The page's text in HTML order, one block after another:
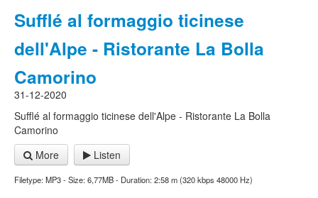
Sufflé al formaggio ticinese
dell'Alpe - Ristorante La Bolla
Camorino
31-12-2020
Sufflé al formaggio ticinese dell'Alpe - Ristorante La Bolla
Camorino
More
Listen
Filetype: MP3 - Size: 6,77MB - Duration: 2:58 m (320 kbps 48000 Hz)